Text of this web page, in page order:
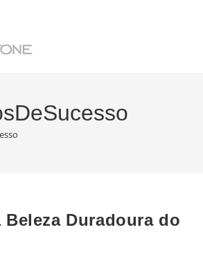
Beleza Duradoura do